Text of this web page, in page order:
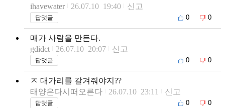
ihavewater
26.07.10 19:40 신고
답댓글 0 0
매가 사람을 만든다.
gdidct
26.07.10 20:07 신고
답댓글 0 0
ㅈ 대가리를 갈겨줘야지??
태양은다시떠오른다
26.07.10 23:11 신고
답댓글 0 0